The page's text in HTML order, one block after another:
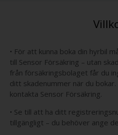
• För att kunna boka din hyrbil
till Sensor Försäkring – utan
från försäkringsbolaget får du
ditt skadenummer när du
kontakta Sensor Försäkring.
• Se till att ha ditt
tillgängligt – du behöver ange